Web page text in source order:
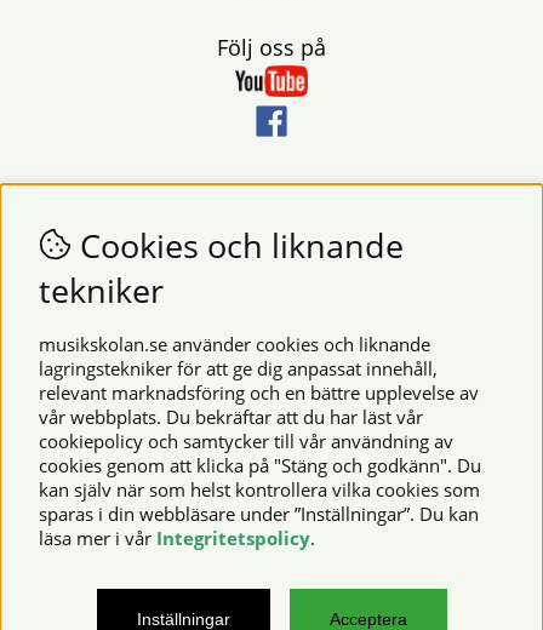
Följ oss på
Nyhetsbrev
Vill du få nyheter och erbjudanden från oss? Fyll då i din e-
postadress i fältet nedan.
Säkra betalningar
© 2026 Musikskolan. Vi använder cookies -läs mer här
Cookies och liknande
tekniker
musikskolan.se använder cookies och liknande
lagringstekniker för att ge dig anpassat innehåll,
relevant marknadsföring och en bättre upplevelse av
vår webbplats. Du bekräftar att du har läst vår
cookiepolicy och samtycker till vår användning av
cookies genom att klicka på "Stäng och godkänn". Du
kan själv när som helst kontrollera vilka cookies som
sparas i din webbläsare under ”Inställningar”. Du kan
läsa mer i vår Integritetspolicy.
Inställningar Acceptera